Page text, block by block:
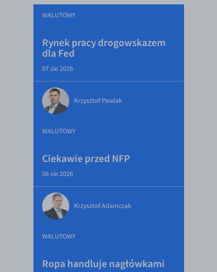
WALUTOWY
Rynek pracy drogowskazem
dla Fed
07 sie 2026
Krzysztof Pawlak
WALUTOWY
Ciekawie przed NFP
06 sie 2026
Krzysztof Adamczak
WALUTOWY
Ropa handluje nagłówkami